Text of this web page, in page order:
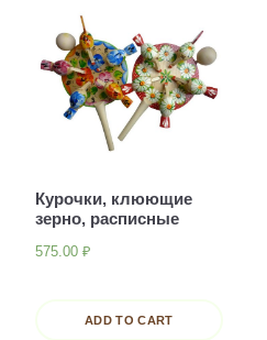
Курочки, клюющие
зерно, расписные
575.00 ₽
ADD TO CART